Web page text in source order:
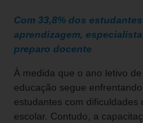
Com 33,8% dos
aprendizagem,
preparo docente
À medida que o ano letivo
educação segue
estudantes com
escolar. Contudo, a